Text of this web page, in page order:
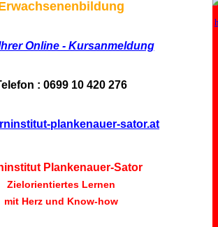
Online - Kursanmeldung
: 0699 10 420 276
plankenauer-sator.at
institut P an kenauer-Sator
Zielorientiertes Lernen
mit Herz und Know-how